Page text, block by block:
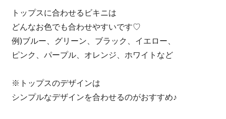
トップスに合わせるビキニは
どんなお色でも合わせやすいです♡
例)ブルー、グリーン、ブラック、イエロー、
ピンク、パープル、オレンジ、ホワイトなど
※トップスのデザインは
シンプルなデザインを合わせるのがおすすめ♪